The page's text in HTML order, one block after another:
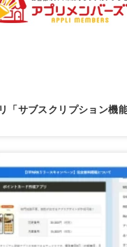
「サブスクリプション機